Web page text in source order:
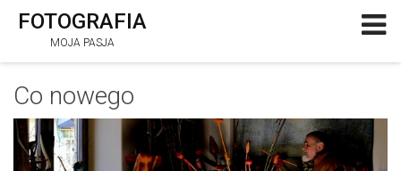
Co nowego
FOTOGRAFIA
MOJA PASJA